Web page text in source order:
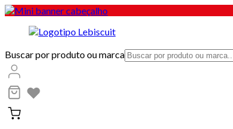
Buscar por produto ou marca